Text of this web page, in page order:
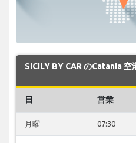
SICILY BY CAR のCatania 空
日 営業
月曜 07:30